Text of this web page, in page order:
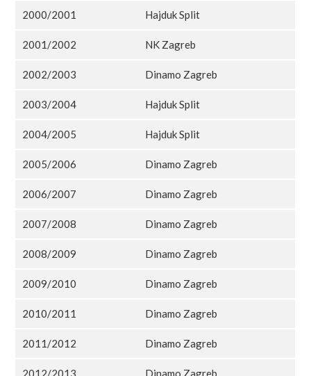
2000/2001 Hajduk Split
2001/2002 NK Zagreb
2002/2003 Dinamo Zagreb
2003/2004 Hajduk Split
2004/2005 Hajduk Split
2005/2006 Dinamo Zagreb
2006/2007 Dinamo Zagreb
2007/2008 Dinamo Zagreb
2008/2009 Dinamo Zagreb
2009/2010 Dinamo Zagreb
2010/2011 Dinamo Zagreb
2011/2012 Dinamo Zagreb
2012/2013 Dinamo Zagreb